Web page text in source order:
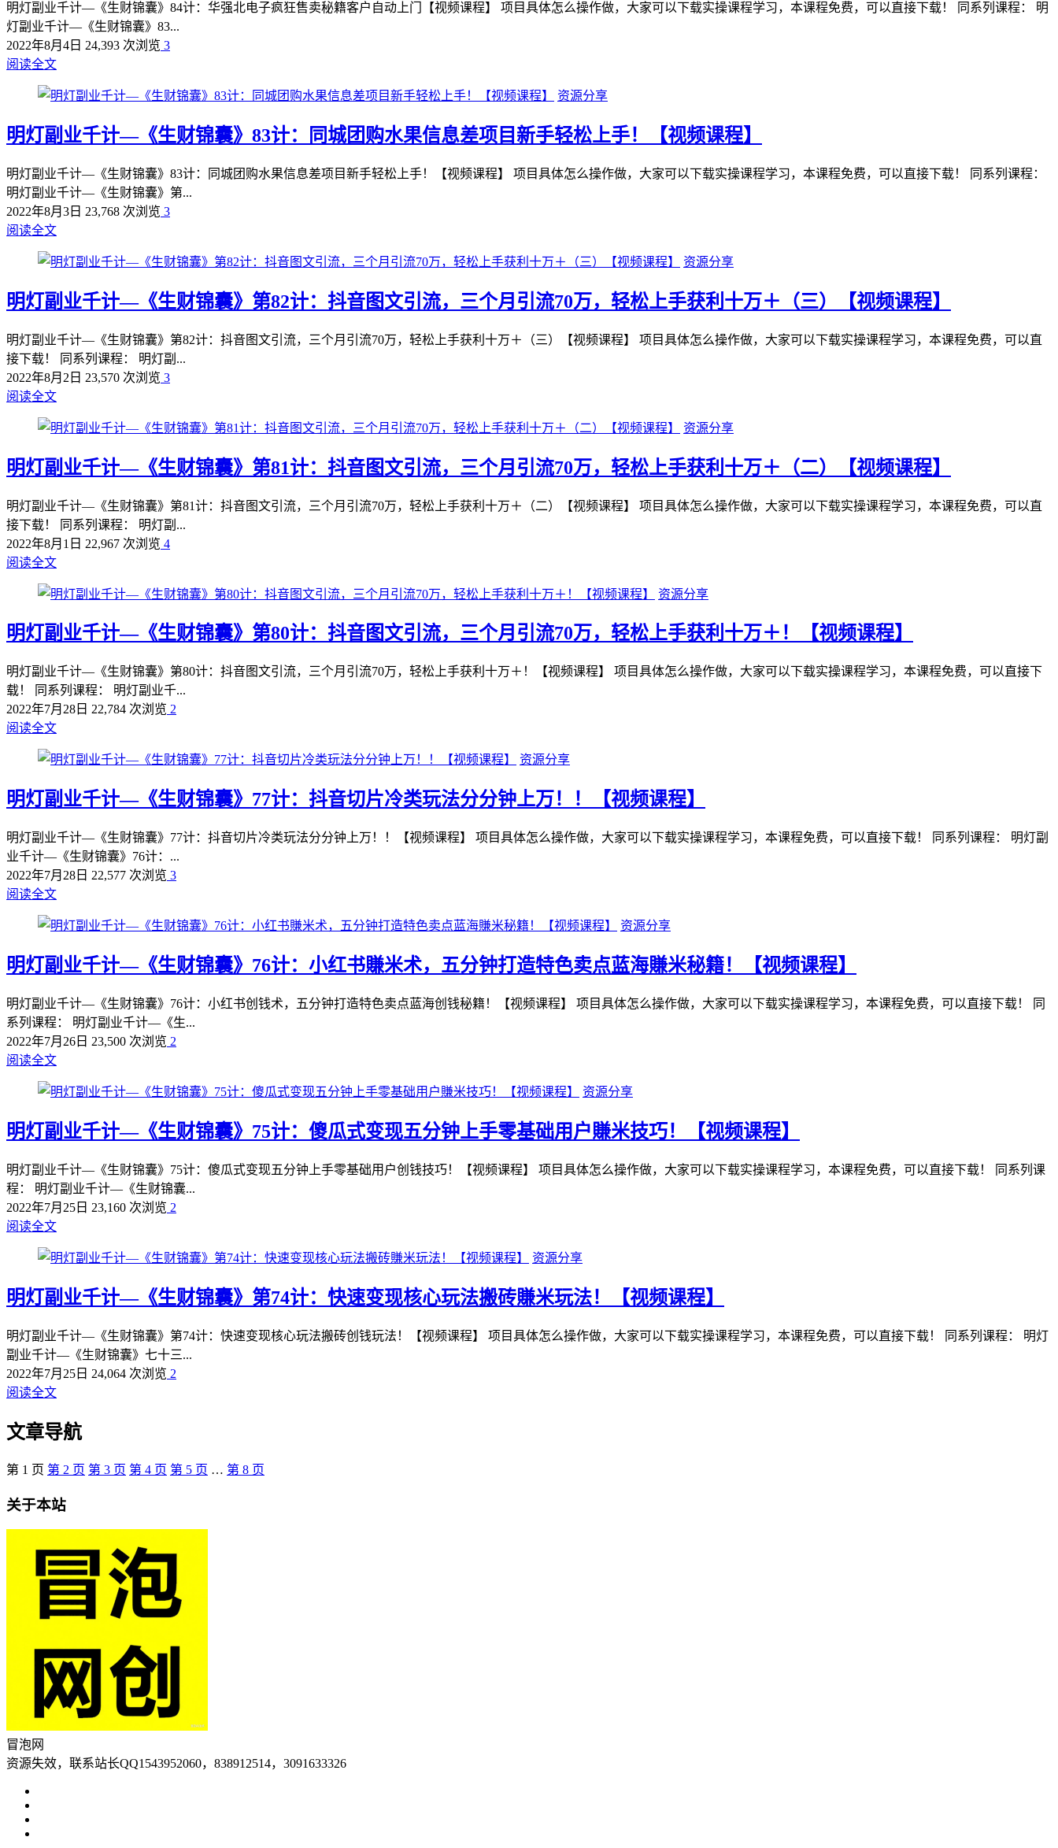
明灯副业千计—《生财锦囊》84计：华强北电子疯狂售卖秘籍客户自动上门【视频课程】 项目具体怎么操作做，大家可以下载实操课程学习，本课程免费，可以直接下载！ 同系列课程： 明
灯副业千计—《生财锦囊》83...
2022年8月4日 24,393 次浏览 3
阅读全文
资源分享
明灯副业千计—《生财锦囊》83计：同城团购水果信息差项目新手轻松上手！【视频课程】
明灯副业千计—《生财锦囊》83计：同城团购水果信息差项目新手轻松上手！【视频课程】 项目具体怎么操作做，大家可以下载实操课程学习，本课程免费，可以直接下载！ 同系列课程：
明灯副业千计—《生财锦囊》第...
2022年8月3日 23,768 次浏览 3
阅读全文
资源分享
明灯副业千计—《生财锦囊》第82计：抖音图文引流，三个月引流70万，轻松上手获利十万＋（三）【视频课程】
明灯副业千计—《生财锦囊》第82计：抖音图文引流，三个月引流70万，轻松上手获利十万＋（三）【视频课程】 项目具体怎么操作做，大家可以下载实操课程学习，本课程免费，可以直
接下载！ 同系列课程： 明灯副...
2022年8月2日 23,570 次浏览 3
阅读全文
资源分享
明灯副业千计—《生财锦囊》第81计：抖音图文引流，三个月引流70万，轻松上手获利十万＋（二）【视频课程】
明灯副业千计—《生财锦囊》第81计：抖音图文引流，三个月引流70万，轻松上手获利十万＋（二）【视频课程】 项目具体怎么操作做，大家可以下载实操课程学习，本课程免费，可以直
接下载！ 同系列课程： 明灯副...
2022年8月1日 22,967 次浏览 4
阅读全文
资源分享
明灯副业千计—《生财锦囊》第80计：抖音图文引流，三个月引流70万，轻松上手获利十万＋！【视频课程】
明灯副业千计—《生财锦囊》第80计：抖音图文引流，三个月引流70万，轻松上手获利十万＋！【视频课程】 项目具体怎么操作做，大家可以下载实操课程学习，本课程免费，可以直接下
载！ 同系列课程： 明灯副业千...
2022年7月28日 22,784 次浏览 2
阅读全文
资源分享
明灯副业千计—《生财锦囊》77计：抖音切片冷类玩法分分钟上万！！【视频课程】
明灯副业千计—《生财锦囊》77计：抖音切片冷类玩法分分钟上万！！【视频课程】 项目具体怎么操作做，大家可以下载实操课程学习，本课程免费，可以直接下载！ 同系列课程： 明灯副
业千计—《生财锦囊》76计：...
2022年7月28日 22,577 次浏览 3
阅读全文
资源分享
明灯副业千计—《生财锦囊》76计：小红书賺米术，五分钟打造特色卖点蓝海賺米秘籍！【视频课程】
明灯副业千计—《生财锦囊》76计：小红书创钱术，五分钟打造特色卖点蓝海创钱秘籍！【视频课程】 项目具体怎么操作做，大家可以下载实操课程学习，本课程免费，可以直接下载！ 同
系列课程： 明灯副业千计—《生...
2022年7月26日 23,500 次浏览 2
阅读全文
资源分享
明灯副业千计—《生财锦囊》75计：傻瓜式变现五分钟上手零基础用户賺米技巧！【视频课程】
明灯副业千计—《生财锦囊》75计：傻瓜式变现五分钟上手零基础用户创钱技巧！【视频课程】 项目具体怎么操作做，大家可以下载实操课程学习，本课程免费，可以直接下载！ 同系列课
程： 明灯副业千计—《生财锦囊...
2022年7月25日 23,160 次浏览 2
阅读全文
资源分享
明灯副业千计—《生财锦囊》第74计：快速变现核心玩法搬砖賺米玩法！【视频课程】
明灯副业千计—《生财锦囊》第74计：快速变现核心玩法搬砖创钱玩法！【视频课程】 项目具体怎么操作做，大家可以下载实操课程学习，本课程免费，可以直接下载！ 同系列课程： 明灯
副业千计—《生财锦囊》七十三...
2022年7月25日 24,064 次浏览 2
阅读全文
文章导航
第 1 页 第 2 页 第 3 页 第 4 页 第 5 页 … 第 8 页
关于本站
冒泡网
资源失效，联系站长QQ1543952060，838912514，3091633326